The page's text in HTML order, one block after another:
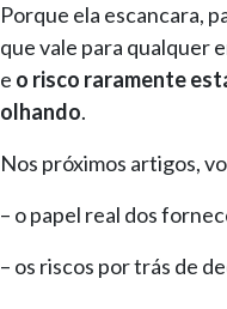
Porque ela escancara,
que vale para qualquer
e o risco raramente
olhando.
Nos próximos artigos,
– o papel real dos
– os riscos por trás de